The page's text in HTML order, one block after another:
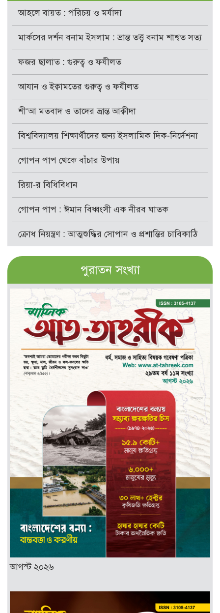
আহলে বায়ত : পরিচয় ও মর্যাদা
মার্কসের দর্শন বনাম ইসলাম : ভ্রান্ত তত্ত্ব বনাম শাশ্বত সত্য
ফজর ছালাত : গুরুত্ব ও ফযীলত
আযান ও ইক্বামতের গুরুত্ব ও ফযীলত
শী‘আ মতবাদ ও তাদের ভ্রান্ত আক্বীদা
বিশ্ববিদ্যালয় শিক্ষার্থীদের জন্য ইসলামিক দিক-নির্দেশনা
গোপন পাপ থেকে বাঁচার উপায়
রিয়া-র বিধিবিধান
গোপন পাপ : ঈমান বিধ্বংসী এক নীরব ঘাতক
ক্রোধ নিয়ন্ত্রণ : আত্মশুদ্ধির সোপান ও প্রশান্তির চাবিকাঠি
পুরাতন সংখ্যা
আগস্ট ২০২৬